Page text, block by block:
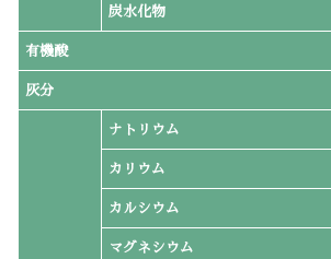
炭水化物
有機酸
灰分
ナトリウム
カリウム
カルシウム
マグネシウム